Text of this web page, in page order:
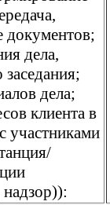
документов;
дела,
заседания;
дела;
клиента в
участниками
надзор)):